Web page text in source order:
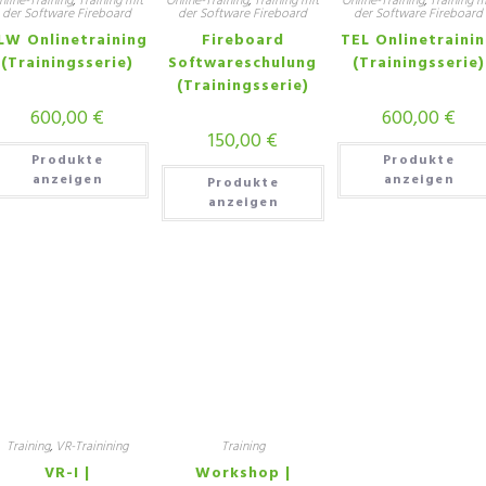
der Software Fireboard
Onlinetraining
(Trainingsserie)
600,00€
Produkte
anzeigen
der Software Fireboard
Fireboard
Softwareschulung
(Trainingsserie)
150,00€
Produkte
anzeigen
der Software Fireboard
TEL
(Trainingsserie)
600,00€
Produkte
anzeigen
Training, VR-Trainining
VR-I |
Training
Workshop |